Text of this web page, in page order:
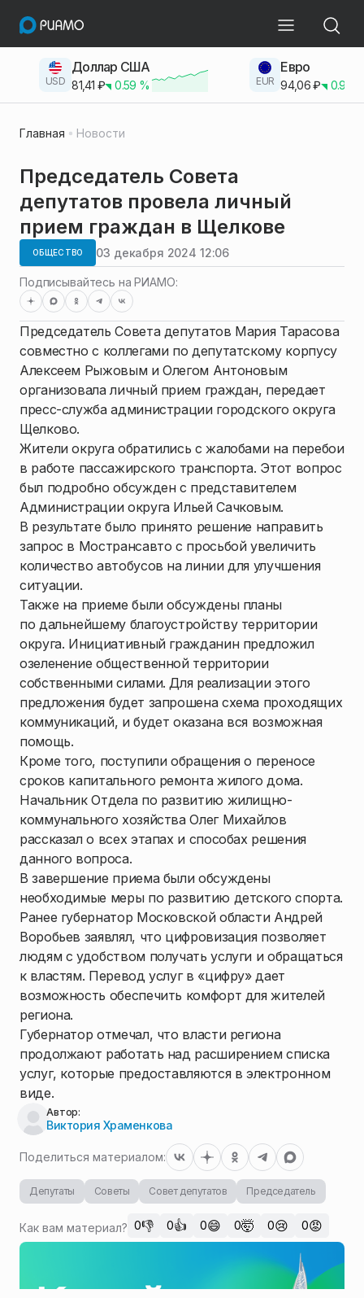
USD
Доллар США
81,41 ₽ 0.59 % EUR
Евро
94,06₽ 0.93
Главная Новости
Председатель Совета
депутатов провела личный
прием граждан в Щелкове
ОБЩЕСТВО 03 декабря 2024 12:06
Подписывайтесь на РИАМО:
Председатель Совета депутатов Мария Тарасова
совместно с коллегами по депутатскому корпусу
Алексеем Рыжовым и Олегом Антоновым
организовала личный прием граждан, передает
пресс-служба администрации городского округа
Щелково.
Жители округа обратились с жалобами на перебои
в работе пассажирского транспорта. Этот вопрос
был подробно обсужден с представителем
Администрации округа Ильей Сачковым.
В результате было принято решение направить
запрос в Мострансавто с просьбой увеличить
количество автобусов на линии для улучшения
ситуации.
Также на приеме были обсуждены планы
по дальнейшему благоустройству территории
округа. Инициативный гражданин предложил
озеленение общественной территории
собственными силами. Для реализации этого
предложения будет запрошена схема проходящих
коммуникаций, и будет оказана вся возможная
помощь.
Кроме того, поступили обращения о переносе
сроков капитального ремонта жилого дома.
Начальник Отдела по развитию жилищно-
коммунального хозяйства Олег Михайлов
рассказал о всех этапах и способах решения
данного вопроса.
В завершение приема были обсуждены
необходимые меры по развитию детского спорта.
Ранее губернатор Московской области Андрей
Воробьев заявлял, что цифровизация позволяет
людям с удобством получать услуги и обращаться
к властям. Перевод услуг в «цифру» дает
возможность обеспечить комфорт для жителей
региона.
Губернатор отмечал, что власти региона
продолжают работать над расширением списка
услуг, которые предоставляются в электронном
виде.
Автор:
Виктория Храменкова
Поделиться материалом:
Депутаты Советы Совет депутатов Председатель
Как вам материал? 0👎 0👍 0😄 0🤯 0😢 0😡